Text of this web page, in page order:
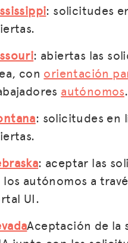
Donar
UNIRSE
: solicitudes
: abiertas las
con orientación
autónomos.
: solicitudes en
: aceptar las
los autónomos a
UI.
Aceptación de la